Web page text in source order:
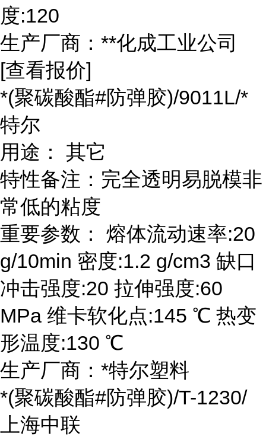
度:120
生产厂商：**化成工业公司
[查看报价]
*(聚碳酸酯#防弹胶)/9011L/*
特尔
用途： 其它
特性备注：完全透明易脱模非
常低的粘度
重要参数： 熔体流动速率:20
g/10min 密度:1.2 g/cm3 缺口
冲击强度:20 拉伸强度:60
MPa 维卡软化点:145 ℃ 热变
形温度:130 ℃
生产厂商：*特尔塑料
*(聚碳酸酯#防弹胶)/T-1230/
上海中联